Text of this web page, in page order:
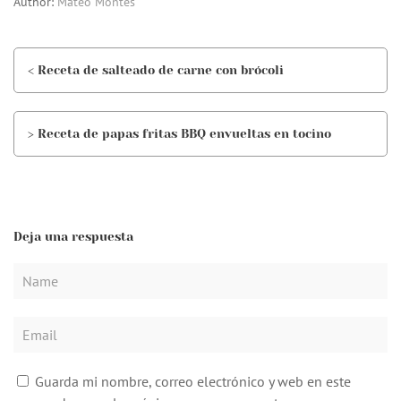
< Receta de salteado de carne con brócoli
> Receta de papas fritas BBQ envueltas en tocino
Deja una respuesta
Guarda mi nombre, correo electrónico y web en este